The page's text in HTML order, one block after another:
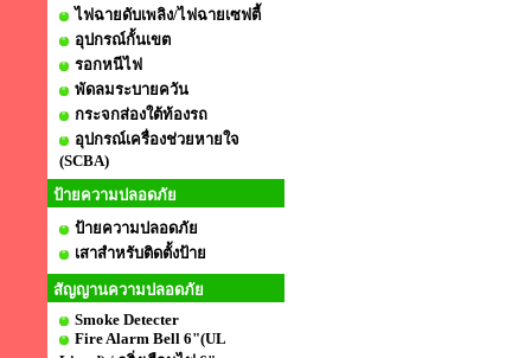
ไฟฉายดับเพลิง/ไฟฉายเซฟตี้
อุปกรณ์กั้นเขต
รอกหนีไฟ
พัดลมระบายควัน
กระจกส่องใต้ท้องรถ
อุปกรณ์เครื่องช่วยหายใจ
(SCBA)
ป้ายความปลอดภัย
ป้ายความปลอดภัย
เสาสำหรับติดตั้งป้าย
สัญญานความปลอดภัย
Smoke Detecter
Fire Alarm Bell 6"(UL